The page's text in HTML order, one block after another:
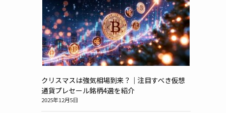
クリスマスは強気相場到来？｜注目すべき仮想
通貨プレセール銘柄4選を紹介
2025年12月5日